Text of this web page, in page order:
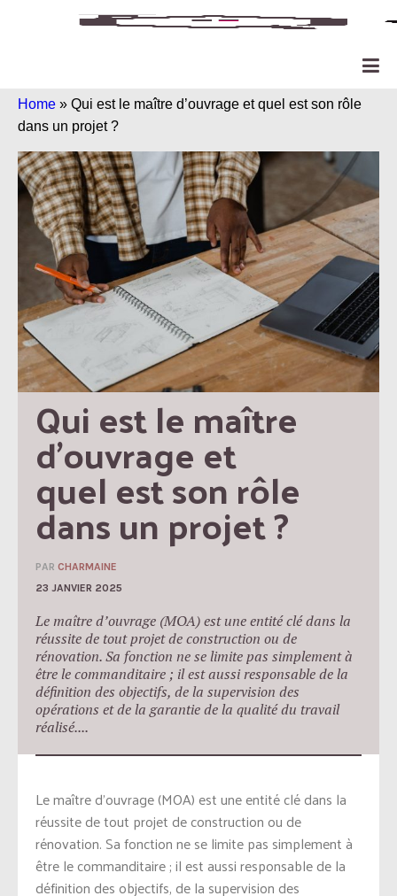
Home » Qui est le maître d’ouvrage et quel est son rôle
dans un projet ?
Qui est le maître
d’ouvrage et
quel est son rôle
dans un projet ?
PAR CHARMAINE
23 JANVIER 2025
Le maître d’ouvrage (MOA) est une entité clé dans la
réussite de tout projet de construction ou de
rénovation. Sa fonction ne se limite pas simplement à
être le commanditaire ; il est aussi responsable de la
définition des objectifs, de la supervision des
opérations et de la garantie de la qualité du travail
réalisé....
Le maître d’ouvrage (MOA) est une entité clé dans la
réussite de tout projet de construction ou de
rénovation. Sa fonction ne se limite pas simplement à
être le commanditaire ; il est aussi responsable de la
définition des objectifs, de la supervision des